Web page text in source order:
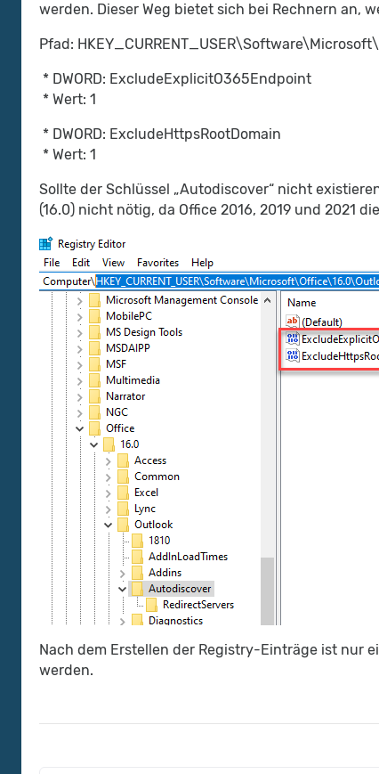
werden. Dieser Weg bietet sich bei Rechnern an,
Pfad:
* DWORD: ExcludeExplicitO365Endpoint
* Wert: 1
* DWORD: ExcludeHttpsRootDomain
* Wert: 1
Sollte der Schlüssel „Autodiscover“ nicht
(16.0) nicht nötig, da Office 2016, 2019 und 2021
Nach dem Erstellen der Registry-Einträge ist nur
werden.